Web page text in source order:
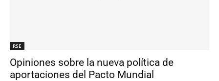
RSE
Opiniones sobre la nueva política de
aportaciones del Pacto Mundial